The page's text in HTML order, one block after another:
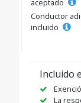
aceptado
Conductor
incluido
Incluido
La